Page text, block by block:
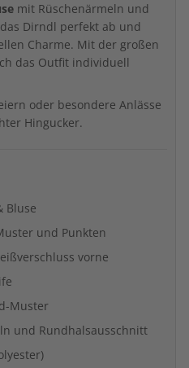
mit Rüschenärmeln und
Dirndl perfekt ab und
Charme. Mit der großen
das Outfit individuell
oder besondere Anlässe
Hingucker.
Bluse
und Punkten
vorne
Muster
und Rundhalsausschnitt